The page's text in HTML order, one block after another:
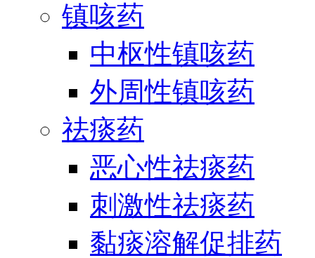
镇咳药
中枢性镇咳药
外周性镇咳药
祛痰药
恶心性祛痰药
刺激性祛痰药
黏痰溶解促排药